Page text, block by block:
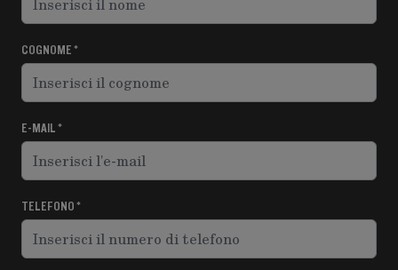
COGNOME
E-MAIL
TELEFONO